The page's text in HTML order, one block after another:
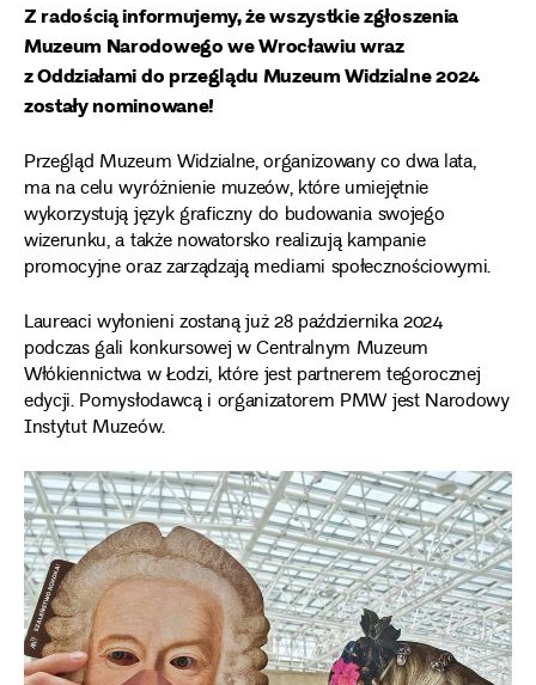
Z radością informujemy, że wszystkie zgłoszenia
Muzeum Narodowego we Wrocławiu wraz
z Oddziałami do przeglądu Muzeum Widzialne 2024
zostały nominowane!
Przegląd Muzeum Widzialne, organizowany co dwa lata,
ma na celu wyróżnienie muzeów, które umiejętnie
wykorzystują język graficzny do budowania swojego
wizerunku, a także nowatorsko realizują kampanie
promocyjne oraz zarządzają mediami społecznościowymi.
Laureaci wyłonieni zostaną już 28 października 2024
podczas gali konkursowej w Centralnym Muzeum
Włókiennictwa w Łodzi, które jest partnerem tegorocznej
edycji. Pomysłodawcą i organizatorem PMW jest Narodowy
Instytut Muzeów.